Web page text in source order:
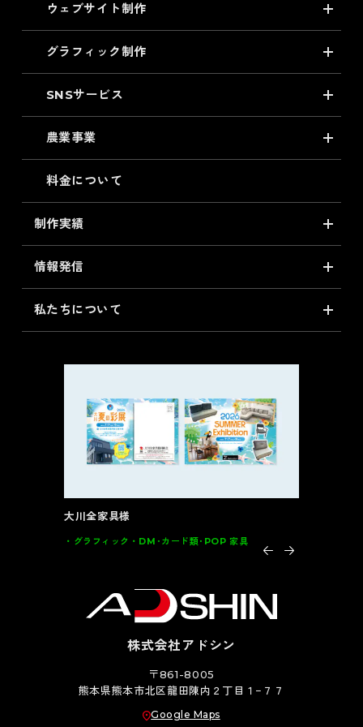
ウェブサイト制作
グラフィック制作
SNSサービス
農業事業
料金について
制作実績
情報発信
私たちについて
大川全家具様
グラフィック DM･カード類･POP 家具
株式会社アドシン
〒861-8005
熊本県熊本市北区龍田陳内２丁目１−７７
Google Maps